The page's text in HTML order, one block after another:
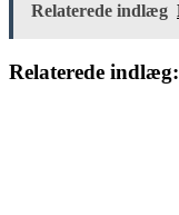
Relaterede indlæg
Relaterede indlæg: